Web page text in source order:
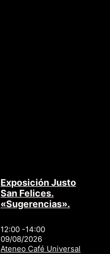
Exposición Justo
San Felices.
«Sugerencias».
12:00 -14:00
09/08/2026
Ateneo Café Universal